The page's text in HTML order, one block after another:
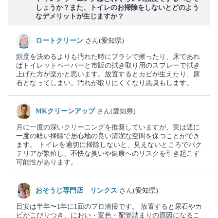
しょうか？また、トイレのお掃除をしないとどのよう
なデメリットが生じますか？
ロートクリーン さん(愛知県)
頻度を決めるよりも汚れた時にブラシで擦ったり、床であれ
ばトイレットペーパーと市販の拭き取り用のスプレーで拭き
上げた方が楽かと思います。放置するとカビが生えたり、尿
石となってしまい。汚れが取りにくくなり悪臭もします。
MKクリーンアップ さん(愛知県)
月に一度の深いクリーニングを推奨していますが、実は週に
一度の軽い掃除で居心地の良い清潔な空間を保つことができ
ます。 トイレを適切に掃除しないと、見えないところでバク
テリアが繁殖し、不快な臭いや健康へのリスクを引き起こす
可能性があります。
おそうじ専門店 リンクス さん(愛知県)
目安は半年〜1年に1回のプロ清掃です。 放置すると尿石やカ
ビがこびりつき、におい・変色・配管詰まりの原因になるこ